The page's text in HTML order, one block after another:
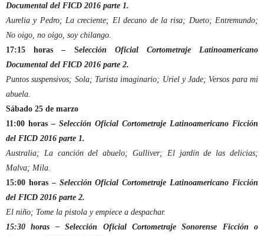
Documental del FICD 2016 parte 1.
Aurelia y Pedro; La creciente; El decano de la risa; Dueto; Entremundo;
No oigo, no oigo, soy chilango.
17:15 horas – Selección Oficial Cortometraje Latinoamericano
Documental del FICD 2016 parte 2.
Puntos suspensivos; Sola; Turista imaginario; Uriel y Jade; Versos para mi
abuela.
Sábado 25 de marzo
11:00 horas – Selección Oficial Cortometraje Latinoamericano Ficción
del FICD 2016 parte 1.
Australia; La canción del abuelo; Gulliver; El jardín de las delicias;
Malva; Mila.
15:00 horas – Selección Oficial Cortometraje Latinoamericano Ficción
del FICD 2016 parte 2.
El niño; Tome la pistola y empiece a despachar.
15:30 horas – Selección Oficial Cortometraje Sonorense Ficción o